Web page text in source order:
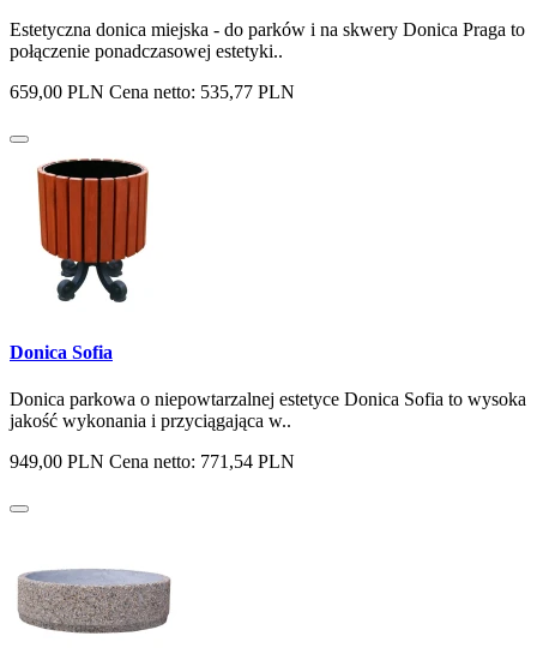
Estetyczna donica miejska - do parków i na skwery Donica Praga to
połączenie ponadczasowej estetyki..
659,00 PLN Cena netto: 535,77 PLN
Donica Sofia
Donica parkowa o niepowtarzalnej estetyce Donica Sofia to wysoka
jakość wykonania i przyciągająca w..
949,00 PLN Cena netto: 771,54 PLN